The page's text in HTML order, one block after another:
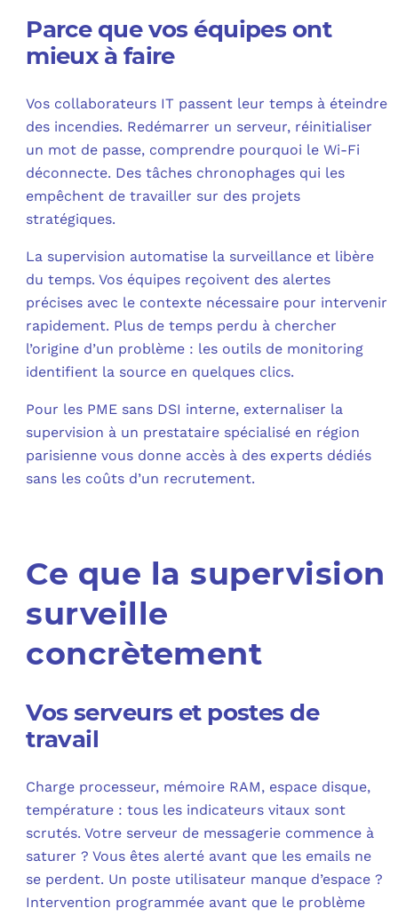
Parce que vos équipes ont
mieux à faire
Vos collaborateurs IT passent leur temps à éteindre
des incendies. Redémarrer un serveur, réinitialiser
un mot de passe, comprendre pourquoi le Wi-Fi
déconnecte. Des tâches chronophages qui les
empêchent de travailler sur des projets
stratégiques.​
La supervision automatise la surveillance et libère
du temps. Vos équipes reçoivent des alertes
précises avec le contexte nécessaire pour intervenir
rapidement. Plus de temps perdu à chercher
l’origine d’un problème : les outils de monitoring
identifient la source en quelques clics.​
Pour les PME sans DSI interne, externaliser la
supervision à un prestataire spécialisé en région
parisienne vous donne accès à des experts dédiés
sans les coûts d’un recrutement.​
Ce que la supervision
surveille
concrètement
Vos serveurs et postes de
travail
Charge processeur, mémoire RAM, espace disque,
température : tous les indicateurs vitaux sont
scrutés. Votre serveur de messagerie commence à
saturer ? Vous êtes alerté avant que les emails ne
se perdent. Un poste utilisateur manque d’espace ?
Intervention programmée avant que le problème